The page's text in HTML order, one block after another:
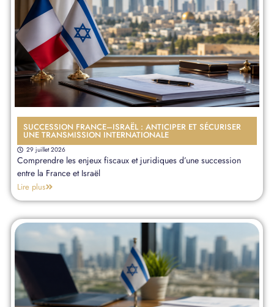
SUCCESSION FRANCE–ISRAËL : ANTICIPER ET SÉCURISER
UNE TRANSMISSION INTERNATIONALE
29 juillet 2026
Comprendre les enjeux fiscaux et juridiques d’une succession
entre la France et Israël
Lire plus